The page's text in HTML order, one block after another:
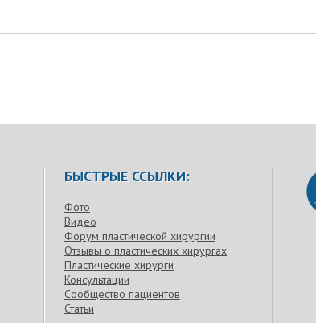
БЫСТРЫЕ ССЫЛКИ:
Фото
Видео
Форум пластической хирургии
Отзывы о пластических хирургах
Пластические хирурги
Консультации
Сообщество пациентов
Статьи